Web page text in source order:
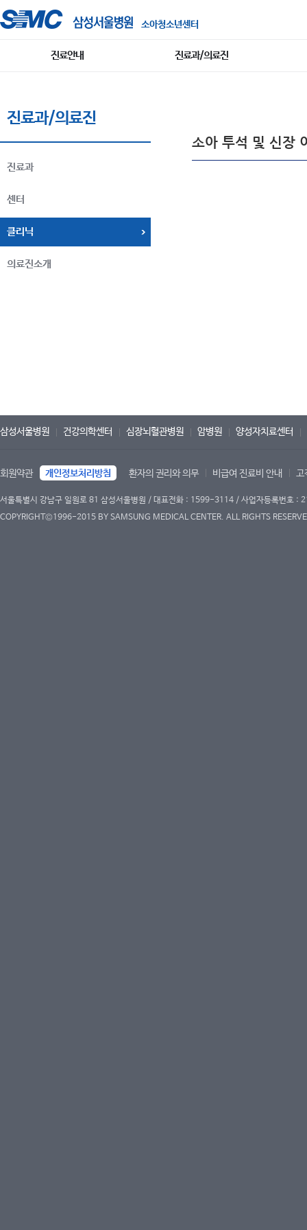
소아청소년센터
진료안내 진료과/의료진
진료과/의료진
진료과
센터
클리닉
의료진소개
소아 투석 및 신장
삼성서울병원 건강의학센터 심장뇌혈관병원 암병원 양성자치료센터
회원약관 개인정보처리방침 환자의 권리와 의무 비급여 진료비 안내 고
서울특별시 강남구 일원로 81 삼성서울병원 / 대표전화 : 1599-3114 / 사업자등록번호
COPYRIGHT©1996-2015 BY SAMSUNG MEDICAL CENTER. ALL RIGHTS